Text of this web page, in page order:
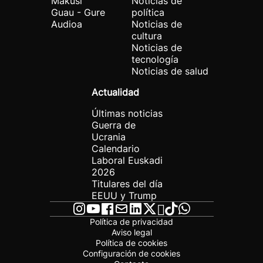
Guau - Gure
Audioa
política
Noticias de
cultura
Noticias de
tecnología
Noticias de salud
Actualidad
Últimas noticias
Guerra de
Ucrania
Calendario
Laboral Euskadi
2026
Titulares del día
EEUU y Trump
Política de privacidad
Aviso legal
Política de cookies
Configuración de cookies